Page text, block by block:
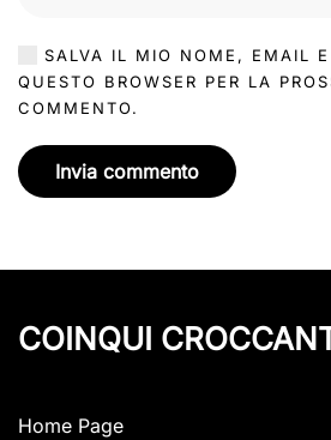
SALVA IL MIO NOME, EMAIL
QUESTO BROWSER PER LA
COMMENTO.
Invia commento
COINQUI
Home Page